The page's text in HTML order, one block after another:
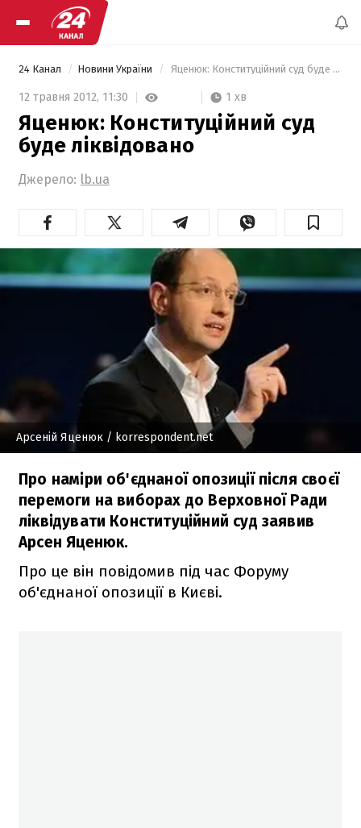
24 Канал Новини України Яценюк: Конституційний суд буде ліквідовано
12 травня 2012, 11:30 1 хв
Яценюк: Конституційний суд
буде ліквідовано
Джерело: lb.ua
Арсеній Яценюк / korrespondent.net
Про наміри об'єднаної опозиції після своєї
перемоги на виборах до Верховної Ради
ліквідувати Конституційний суд заявив
Арсен Яценюк.
Про це він повідомив під час Форуму
об'єднаної опозиції в Києві.